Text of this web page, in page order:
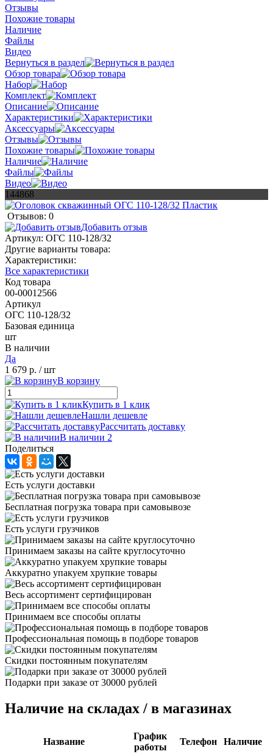
Отзывы
Похожие товары
Наличие
Файлы
Видео
Вернуться в раздел
Обзор товара
Набор
Комплект
Описание
Характеристики
Аксессуары
Отзывы
Похожие товары
Наличие
Файлы
Видео
144868
Отзывов: 0
Добавить отзыв
Артикул: ОГС 110-128/32
Другие варианты товара:
Характеристики:
Все характеристики
Код товара
00-00012566
Артикул
ОГС 110-128/32
Базовая единица
шт
В наличии
Да
1 679 р. / шт
В корзину
Купить в 1 клик
Нашли дешевле
Рассчитать доставку
В наличии 2
Поделиться
Есть услуги доставки
Бесплатная погрузка товара при самовывозе
Есть услуги грузчиков
Принимаем заказы на сайте круглосуточно
Аккуратно упакуем хрупкие товары
Весь ассортимент сертифицирован
Принимаем все способы оплаты
Профессиональная помощь в подборе товаров
Скидки постоянным покупателям
Подарки при заказе от 30000 рублей
Наличие на складах / в магазинах
Название
График
работы
Телефон
Наличие